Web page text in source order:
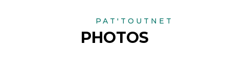
PAT'TOUTNET
PHOTOS